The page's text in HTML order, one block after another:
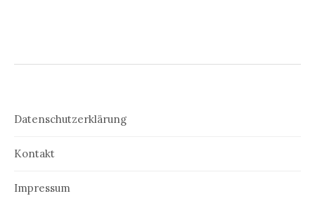
Datenschutzerklärung
Kontakt
Impressum